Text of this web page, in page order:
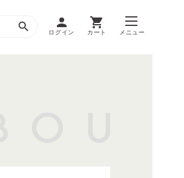
ログイン カート メニュー